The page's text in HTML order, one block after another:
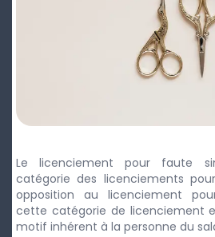
Le licenciement pour faute
catégorie des licenciements
opposition au licenciement
cette catégorie de licenciement
motif inhérent à la personne du